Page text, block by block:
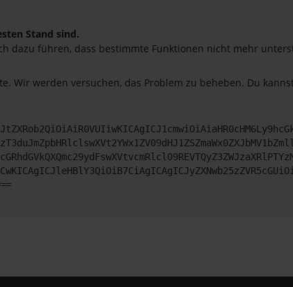
Stand sind.
dazu führen, dass bestimmte Funktionen nicht mehr
Wir werden versuchen, das Problem zu beheben. Du